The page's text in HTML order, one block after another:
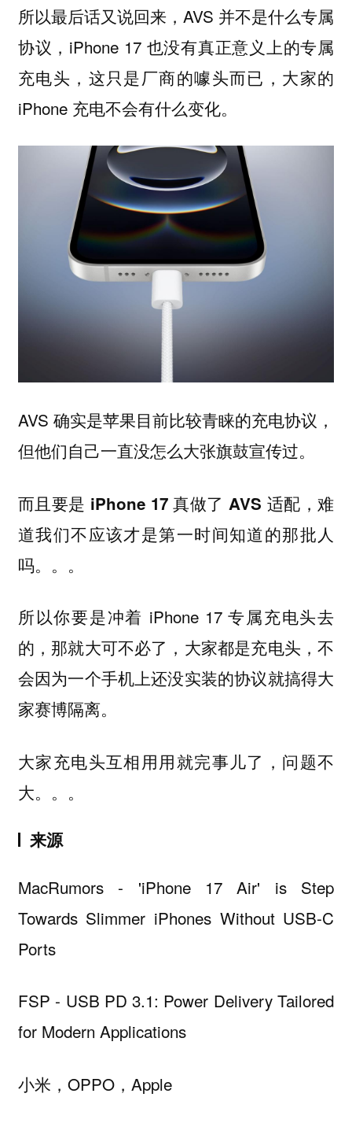
所以最后话又说回来，AVS 并不是什么专属
协议，iPhone 17 也没有真正意义上的专属
充电头，这只是厂商的噱头而已，大家的
iPhone 充电不会有什么变化。
AVS 确实是苹果目前比较青睐的充电协议，
但他们自己一直没怎么大张旗鼓宣传过。
而且要是 iPhone 17 真做了 AVS 适配，难
道我们不应该才是第一时间知道的那批人
吗。。。
所以你要是冲着 iPhone 17 专属充电头去
的，那就大可不必了，大家都是充电头，不
会因为一个手机上还没实装的协议就搞得大
家赛博隔离。
大家充电头互相用用就完事儿了，问题不
大。。。
来源
MacRumors - 'iPhone 17 Air' is Step
Towards Slimmer iPhones Without USB-C
Ports
FSP - USB PD 3.1: Power Delivery Tailored
for Modern Applications
小米，OPPO，Apple